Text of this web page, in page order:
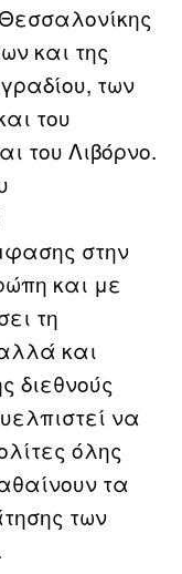
και της
των
του
του Λιβόρνο.
στην
και με
τη
και
διεθνούς
να
όλης
τα
των